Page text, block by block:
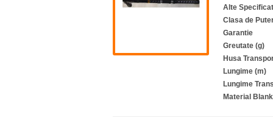
Alte
Clasa de
Garantie
Greutate (g)
Husa
Lungime (m)
Lungime
Material Blank